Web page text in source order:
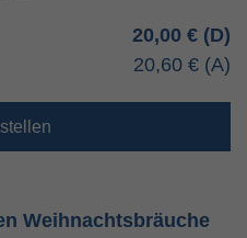
20,00 €
20,60 €
Weihnachtsbräuche